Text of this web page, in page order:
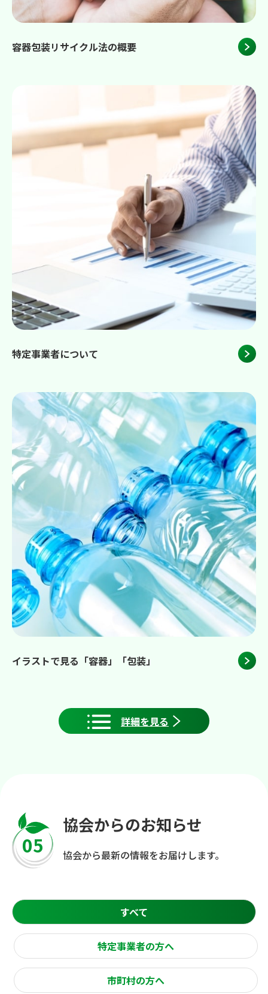
容器包装リサイクル法の概要
特定事業者について
イラストで見る「容器」「包装」
詳細を見る
05
協会からのお知らせ
協会から最新の情報をお届けします。
すべて
特定事業者の方へ
市町村の方へ